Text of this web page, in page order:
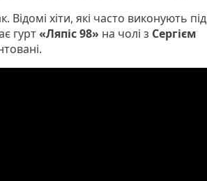
хіти, які часто виконують під
гурт«Ляпіс 98» на чолі з Сергієм